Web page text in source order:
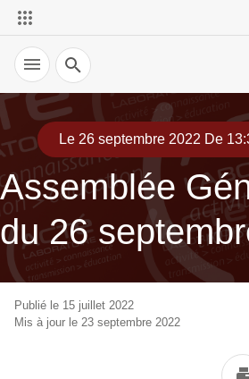
Recherche
Le 26 septembre 2022 De
Assemblée
du 26
Publié le 15 juillet 2022
Mis à jour le 23 septembre 2022